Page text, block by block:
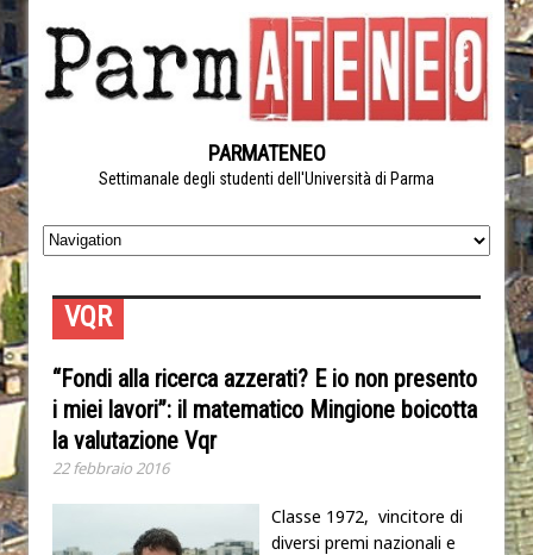
PARMATENEO
Settimanale degli studenti dell'Università di Parma
VQR
“Fondi alla ricerca azzerati? E io non presento
i miei lavori”: il matematico Mingione boicotta
la valutazione Vqr
22 febbraio 2016
Classe 1972, vincitore di
diversi premi nazionali e